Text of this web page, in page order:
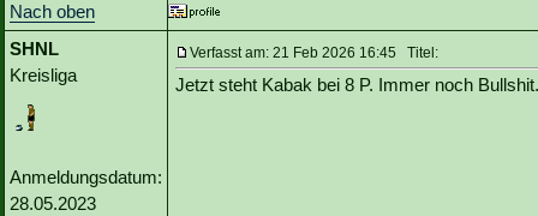
Nach oben
SHNL
Kreisliga
Anmeldungsdatum:
28.05.2023
Verfasst am: 21 Feb 2026 16:45 Titel:
Jetzt steht Kabak bei 8 P. Immer noch